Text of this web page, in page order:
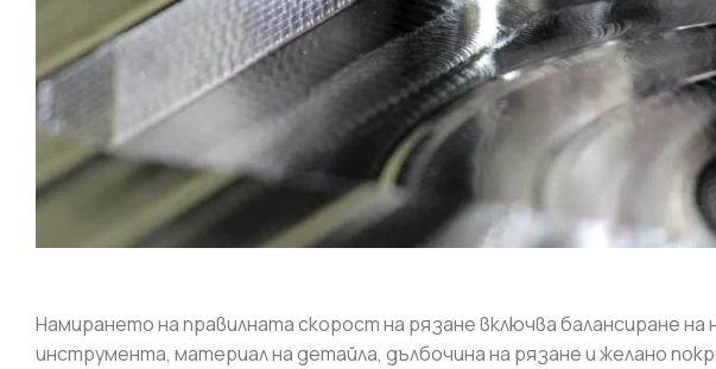
Намирането на правилната скорост на рязане включва балансиране
инструмента, материал на детайла, дълбочина на рязане и желано